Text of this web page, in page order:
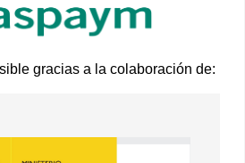
gracias a la colaboración de: